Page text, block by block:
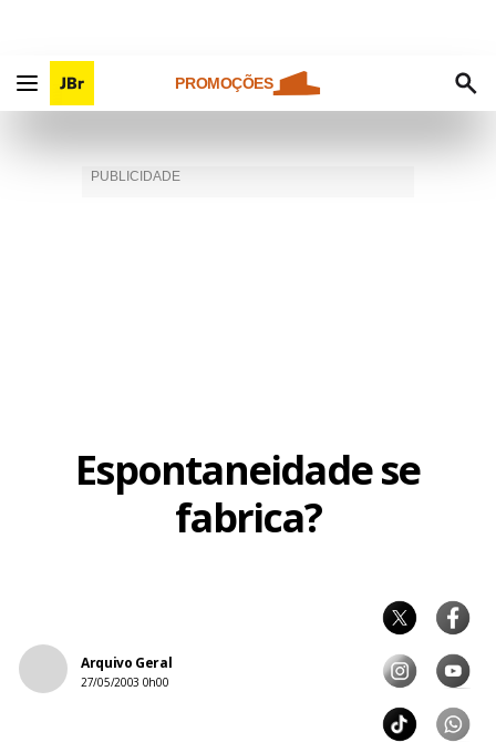
PROMOÇÕES
Espontaneidade se
fabrica?
Arquivo Geral
27/05/2003 0h00